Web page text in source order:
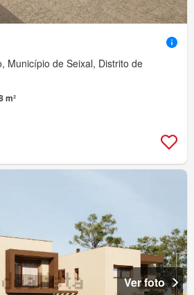
Município de Seixal, Distrito de
m²
Ver foto